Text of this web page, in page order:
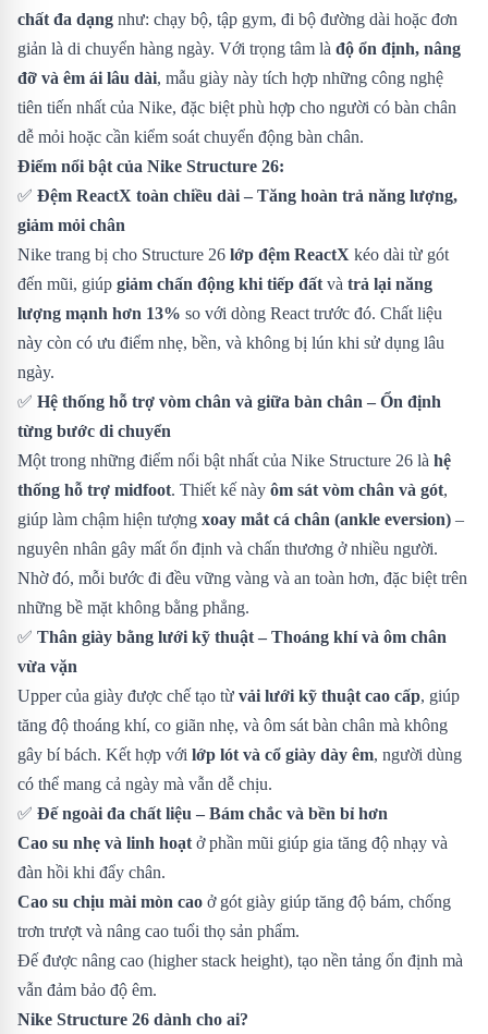
chất đa dạng như: chạy bộ, tập gym, đi bộ đường dài hoặc đơn
giản là di chuyển hàng ngày. Với trọng tâm là độ ổn định, nâng
đỡ và êm ái lâu dài, mẫu giày này tích hợp những công nghệ
tiên tiến nhất của Nike, đặc biệt phù hợp cho người có bàn chân
dễ mỏi hoặc cần kiểm soát chuyển động bàn chân.
Điểm nổi bật của Nike Structure 26:
✅ Đệm ReactX toàn chiều dài – Tăng hoàn trả năng lượng,
giảm mỏi chân
Nike trang bị cho Structure 26 lớp đệm ReactX kéo dài từ gót
đến mũi, giúp giảm chấn động khi tiếp đất và trả lại năng
lượng mạnh hơn 13% so với dòng React trước đó. Chất liệu
này còn có ưu điểm nhẹ, bền, và không bị lún khi sử dụng lâu
ngày.
✅ Hệ thống hỗ trợ vòm chân và giữa bàn chân – Ổn định
từng bước di chuyển
Một trong những điểm nổi bật nhất của Nike Structure 26 là hệ
thống hỗ trợ midfoot. Thiết kế này ôm sát vòm chân và gót,
giúp làm chậm hiện tượng xoay mắt cá chân (ankle eversion) –
nguyên nhân gây mất ổn định và chấn thương ở nhiều người.
Nhờ đó, mỗi bước đi đều vững vàng và an toàn hơn, đặc biệt trên
những bề mặt không bằng phẳng.
✅ Thân giày bằng lưới kỹ thuật – Thoáng khí và ôm chân
vừa vặn
Upper của giày được chế tạo từ vải lưới kỹ thuật cao cấp, giúp
tăng độ thoáng khí, co giãn nhẹ, và ôm sát bàn chân mà không
gây bí bách. Kết hợp với lớp lót và cổ giày dày êm, người dùng
có thể mang cả ngày mà vẫn dễ chịu.
✅ Đế ngoài đa chất liệu – Bám chắc và bền bỉ hơn
Cao su nhẹ và linh hoạt ở phần mũi giúp gia tăng độ nhạy và
đàn hồi khi đẩy chân.
Cao su chịu mài mòn cao ở gót giày giúp tăng độ bám, chống
trơn trượt và nâng cao tuổi thọ sản phẩm.
Đế được nâng cao (higher stack height), tạo nền tảng ổn định mà
vẫn đảm bảo độ êm.
Nike Structure 26 dành cho ai?